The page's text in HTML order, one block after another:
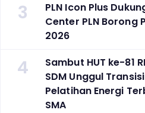
3
PLN Icon Plus
Center PLN Borong
2026
4
Sambut HUT ke-81
SDM Unggul
Pelatihan Energi
SMA